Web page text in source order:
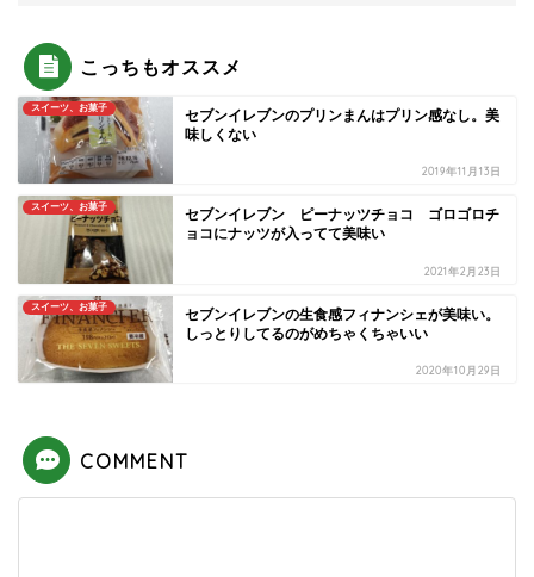
こっちもオススメ
スイーツ、お菓子
セブンイレブンのプリンまんはプリン感なし。美
味しくない
2019年11月13日
スイーツ、お菓子
セブンイレブン ピーナッツチョコ ゴロゴロチ
ョコにナッツが入ってて美味い
2021年2月23日
スイーツ、お菓子
セブンイレブンの生食感フィナンシェが美味い。
しっとりしてるのがめちゃくちゃいい
2020年10月29日
COMMENT